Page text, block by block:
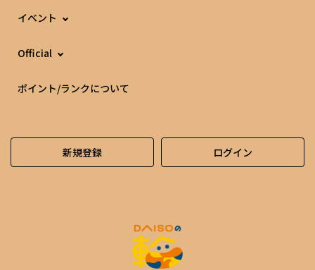
イベント
Official
ポイント/ランクについて
新規登録 ログイン